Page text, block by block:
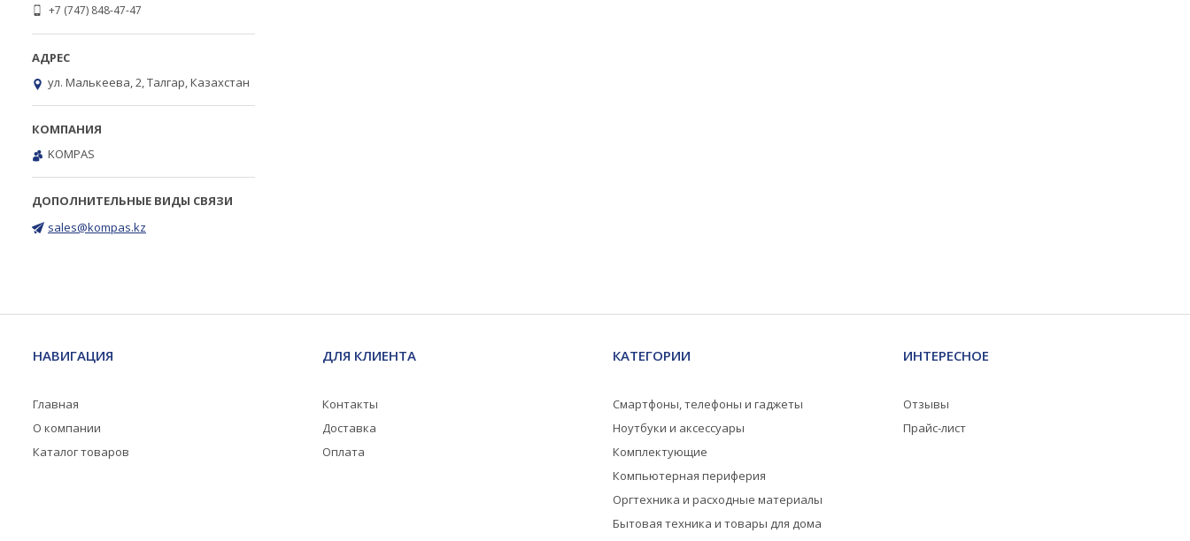
+7 (747) 848-47-47
ул. Малькеева, 2, Талгар, Казахстан
KOMPAS
sales@kompas.kz
НАВИГАЦИЯ
Главная
О компании
Каталог товаров
ДЛЯ КЛИЕНТА
Контакты
Доставка
Оплата
КАТЕГОРИИ
Смартфоны, телефоны и гаджеты
Ноутбуки и аксессуары
Комплектующие
Компьютерная периферия
Оргтехника и расходные материалы
Бытовая техника и товары для дома
ИНТЕРЕСНОЕ
Отзывы
Прайс-лист